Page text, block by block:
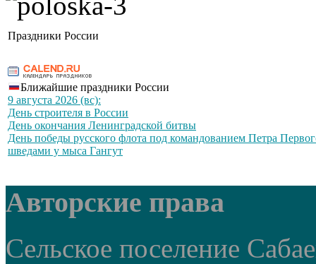
Праздники России
Ближайшие праздники России
9 августа 2026 (вс):
День строителя в России
День окончания Ленинградской битвы
День победы русского флота под командованием Петра
шведами у мыса Гангут
Авторские права
Сельское поселение